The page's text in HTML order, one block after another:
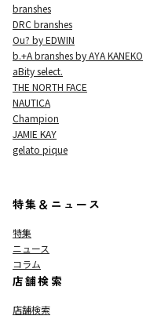
branshes
DRC branshes
Ou? by EDWIN
b.+A branshes by AYA KANEKO
aBity select.
THE NORTH FACE
NAUTICA
Champion
JAMIE KAY
gelato pique
特集＆ニュース
特集
ニュース
コラム
店舗検索
店舗検索